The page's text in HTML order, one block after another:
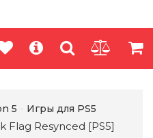
5 Игры для PS5
Flag Resynced [PS5]